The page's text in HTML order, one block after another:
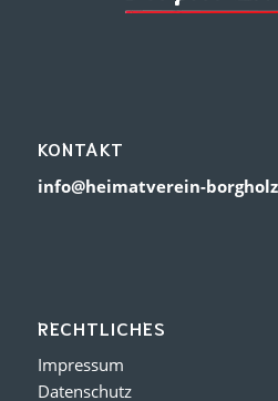
KONTAKT
info@heimatverein-
RECHTLICHES
Impressum
Datenschutz